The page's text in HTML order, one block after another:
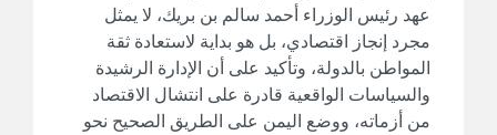
عهد رئيس الوزراء أحمد سالم بن بريك، لا يمثل
مجرد إنجاز اقتصادي، بل هو بداية لاستعادة ثقة
المواطن بالدولة، وتأكيد على أن الإدارة الرشيدة
والسياسات الواقعية قادرة على انتشال الاقتصاد
من أزماته، ووضع اليمن على الطريق الصحيح نحو